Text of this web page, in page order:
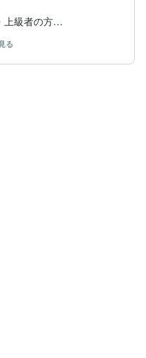
上級者の方
に次のレベルへ進みま
る